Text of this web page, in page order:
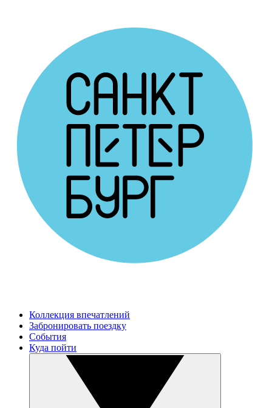
Коллекция впечатлений
Забронировать поездку
События
Куда пойти